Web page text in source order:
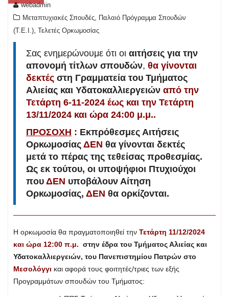
webadmin
Μεταπτυχιακές Σπουδές
Παλαιό Πρόγραμμα Σπουδών
(T.E.I.) Τελετές Ορκωμοσίας
Σας ενημερώνουμε ότι οι αιτήσεις για την
απονομή τίτλων σπουδών, θα γίνονται
δεκτές στη Γραμματεία του Τμήματος
Αλιείας και Υδατοκαλλιεργειών από την
Τετάρτη 6-11-2024 έως και την Τετάρτη
13/11/2024 και ώρα 24:00 μ.μ..
ΠΡΟΣΟΧΗ : Εκπρόθεσμες Αιτήσεις
Ορκωμοσίας ΔΕΝ θα γίνονται δεκτές
μετά το πέρας της τεθείσας προθεσμίας.
Ως εκ τούτου, οι υποψήφιοι Πτυχιούχοι
που ΔΕΝ υποβάλουν Αίτηση
Ορκωμοσίας, ΔΕΝ θα ορκίζονται.
Η ορκωμοσία θα πραγματοποιηθεί την Τετάρτη 11/12/2024
και ώρα 12:00 π.μ. στην έδρα του Τμήματος Αλιείας και
Υδατοκαλλιεργειών, του Πανεπιστημίου Πατρών στο
Μεσολόγγι και αφορά τους φοιτητές/τριες των εξής
Προγραμμάτων σπουδών του Τμήματος: